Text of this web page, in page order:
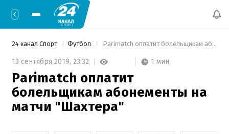
24 канал Спорт Футбол Parimatch оплатит болельщикам абонементы на матчи "Шахтера"
13 сентября 2019, 23:32 1 мин
Parimatch оплатит
болельщикам абонементы на
матчи "Шахтера"